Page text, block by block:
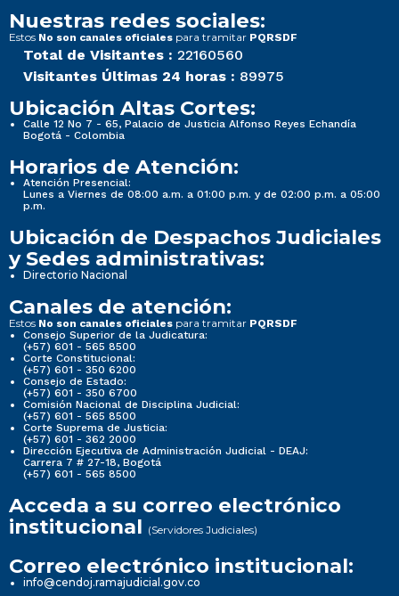
Nuestras redes sociales:
Estos No son canales oficiales para tramitar PQRSDF
Total de Visitantes : 22160560
Visitantes Últimas 24 horas : 89975
Ubicación Altas Cortes:
Calle 12 No 7 - 65, Palacio de Justicia Alfonso Reyes Echandía
Bogotá - Colombia
Horarios de Atención:
Atención Presencial:
Lunes a Viernes de 08:00 a.m. a 01:00 p.m. y de 02:00 p.m. a 05:00
p.m.
Ubicación de Despachos Judiciales
y Sedes administrativas:
Directorio Nacional
Canales de atención:
Estos No son canales oficiales para tramitar PQRSDF
Consejo Superior de la Judicatura:
(+57) 601 - 565 8500
Corte Constitucional:
(+57) 601 - 350 6200
Consejo de Estado:
(+57) 601 - 350 6700
Comisión Nacional de Disciplina Judicial:
(+57) 601 - 565 8500
Corte Suprema de Justicia:
(+57) 601 - 362 2000
Dirección Ejecutiva de Administración Judicial - DEAJ:
Carrera 7 # 27-18, Bogotá
(+57) 601 - 565 8500
Acceda a su correo electrónico
institucional (Servidores Judiciales)
Correo electrónico institucional:
info@cendoj.ramajudicial.gov.co